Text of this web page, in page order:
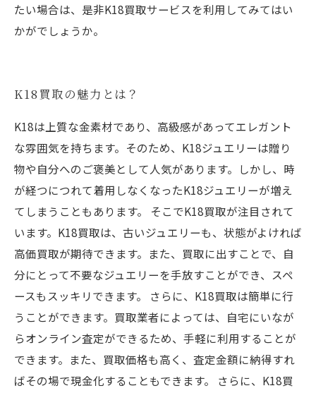
たい場合は、是非K18買取サービスを利用してみてはい
かがでしょうか。
K18買取の魅力とは？
K18は上質な金素材であり、高級感があってエレガント
な雰囲気を持ちます。そのため、K18ジュエリーは贈り
物や自分へのご褒美として人気があります。しかし、時
が経つにつれて着用しなくなったK18ジュエリーが増え
てしまうこともあります。 そこでK18買取が注目されて
います。K18買取は、古いジュエリーも、状態がよければ
高価買取が期待できます。また、買取に出すことで、自
分にとって不要なジュエリーを手放すことができ、スペ
ースもスッキリできます。 さらに、K18買取は簡単に行
うことができます。買取業者によっては、自宅にいなが
らオンライン査定ができるため、手軽に利用することが
できます。また、買取価格も高く、査定金額に納得すれ
ばその場で現金化することもできます。 さらに、K18買